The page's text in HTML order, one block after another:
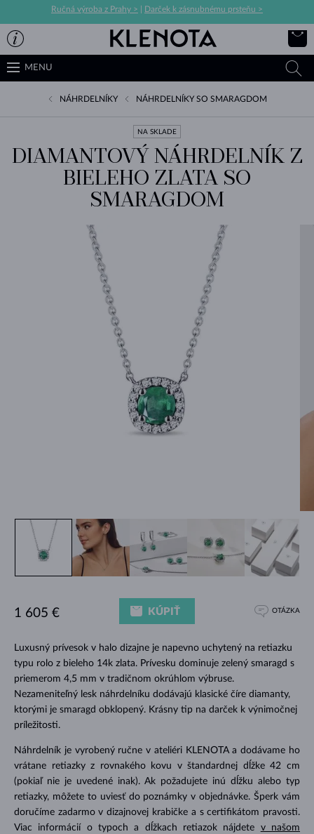
Ručná výroba z Prahy > Darček k zásnubnému prsteňu >
MENU
NÁHRDELNÍKY NÁHRDELNÍKY SO SMARAGDOM
NA SKLADE
DIAMANTOVÝ NÁHRDELNÍK Z
BIELEHO ZLATA SO
SMARAGDOM
Luxusný prívesok v halo dizajne je napevno uchytený na retiazku
typu rolo z bieleho 14k zlata. Prívesku dominuje zelený smaragd s
priemerom 4,5 mm v tradičnom okrúhlom výbruse.
Nezameniteľný lesk náhrdelníku dodávajú klasické číre diamanty,
ktorými je smaragd obklopený. Krásny tip na darček k výnimočnej
príležitosti.
Náhrdelník je vyrobený ručne v ateliéri KLENOTA a dodávame ho
vrátane retiazky z rovnakého kovu v štandardnej dĺžke 42 cm
(pokiaľ nie je uvedené inak). Ak požadujete inú dĺžku alebo typ
retiazky, môžete to uviesť do poznámky v objednávke. Šperk vám
doručíme zadarmo v dizajnovej krabičke a s certifikátom pravosti.
Viac informácií o typoch a dĺžkach retiazok nájdete v našom
1 605 € KÚPIŤ OTÁZKA